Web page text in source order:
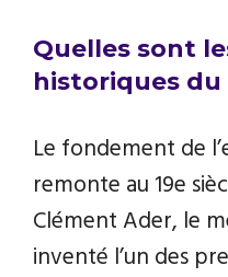
Quelles sont
historiques du
Le fondement de
remonte au 19e
Clément Ader, le
inventé l’un des